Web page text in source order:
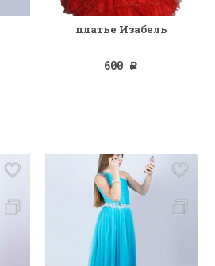
платье Изабель
600 Р